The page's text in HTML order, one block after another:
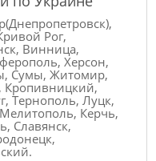
Рог,
Винница,
Херсон,
Сумы, Житомир,
Кропивницкий,
Тернополь, Луцк,
Керчь,
Славянск,